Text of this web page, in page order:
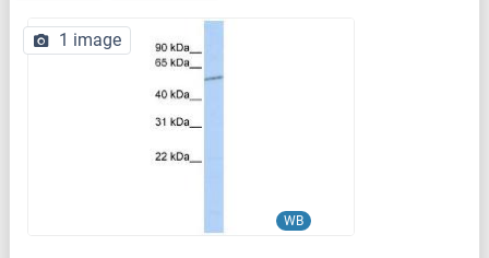
WB
1 image